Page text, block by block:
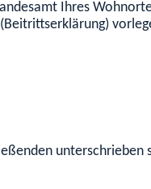
Ihres
unterschrieben